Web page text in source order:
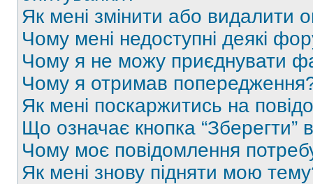
Як мені змінити або видалити
Чому мені недоступні деякі
Чому я не можу приєднувати
Чому я отримав
Як мені поскаржитись на
Що означає кнопка
Чому моє повідомлення
Як мені знову підняти мою